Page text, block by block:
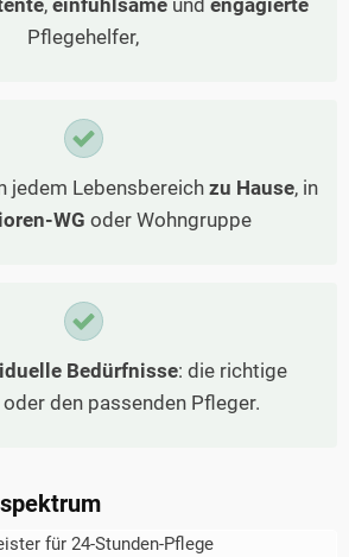
, einfühlsameund engagierte
Pflegehelfer,
jedem Lebensbereich zu Hause, in
WG oder Wohngruppe
Bedürfnisse: die richtige
den passenden Pfleger.
für 24-Stunden-Pflege